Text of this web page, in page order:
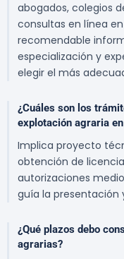
abogados, colegios
consultas en línea
recomendable
especialización y
elegir el más
¿Cuáles son los
explotación agraria
Implica proyecto
obtención de
autorizaciones
guía la presentación
¿Qué plazos debo
agrarias?